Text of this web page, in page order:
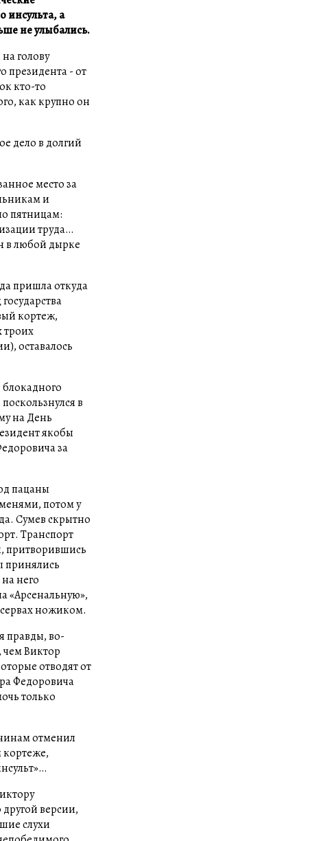
инсульта, а
не улыбались.
голову
президента - от
кто-то
как крупно он
дело в долгий
место за
и
пятницам:
труда…
в любой дырке
пришла откуда
кортеж,
троих
оставалось
в
на День
якобы
за
пацаны
потом у
Сумев скрытно
Транспорт
притворившись
принялись
него
«Арсенальную»,
ножиком.
правды, во-
чем Виктор
отводят от
Федоровича
только
отменил
кортеже,
версии,
слухи